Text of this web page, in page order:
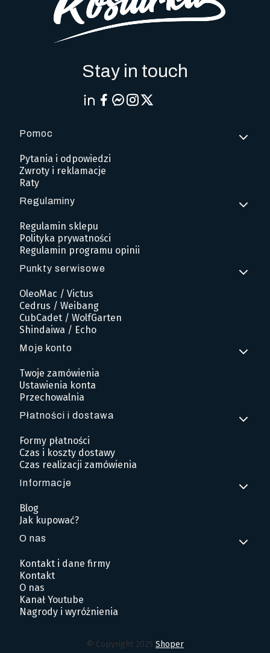
Stay in touch
Linki w stopce
Pomoc
Pytania i odpowiedzi
Zwroty i reklamacje
Raty
Regulaminy
Regulamin sklepu
Polityka prywatności
Regulamin programu opinii
Punkty serwisowe
OleoMac / Victus
Cedrus / Weibang
CubCadet / WolfGarten
Shindaiwa / Echo
Moje konto
Twoje zamówienia
Ustawienia konta
Przechowalnia
Płatności i dostawa
Formy płatności
Czas i koszty dostawy
Czas realizacji zamówienia
Informacje
Blog
Jak kupować?
O nas
Kontakt i dane firmy
Kontakt
O nas
Kanał Youtube
Nagrody i wyróżnienia
© Copyright 2025 Shoper